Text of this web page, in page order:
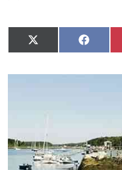
Compartir
en
X
(Twitter) en